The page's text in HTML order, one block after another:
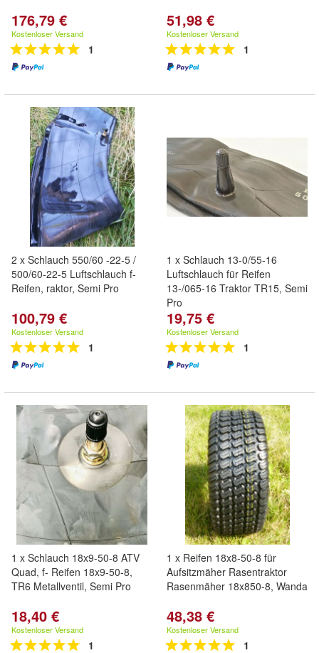
176,79 €
Kostenloser Versand
1
51,98 €
Kostenloser Versand
1
2 x Schlauch 550/60 -22-5 /
500/60-22-5 Luftschlauch f-
Reifen, raktor, Semi Pro
100,79 €
Kostenloser Versand
1
1 x Schlauch 13-0/55-16
Luftschlauch für Reifen
13-/065-16 Traktor TR15, Semi
Pro
19,75 €
Kostenloser Versand
1
1 x Schlauch 18x9-50-8 ATV
Quad, f- Reifen 18x9-50-8,
TR6 Metallventil, Semi Pro
18,40 €
Kostenloser Versand
1
1 x Reifen 18x8-50-8 für
Aufsitzmäher Rasentraktor
Rasenmäher 18x850-8, Wanda
48,38 €
Kostenloser Versand
1